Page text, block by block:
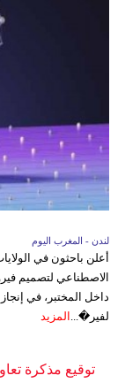
لندن - المغرب اليوم
أعلن باحثون في
الاصطناعي لتصميم
داخل المختبر، في
لفير�... المزيد
توقيع مذكرة